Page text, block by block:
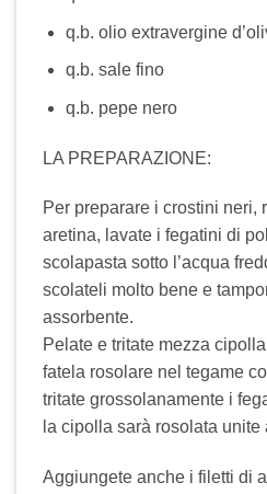
q.b. olio extravergine
q.b. sale fino
q.b. pepe nero
LA PREPARAZIONE:
Per preparare i crostini neri,
aretina, lavate i fegatini di
scolapasta sotto l’acqua
scolateli molto bene e
assorbente.
Pelate e tritate mezza
fatela rosolare nel tegame
tritate grossolanamente i
la cipolla sarà rosolata unite
Aggiungete anche i filetti di